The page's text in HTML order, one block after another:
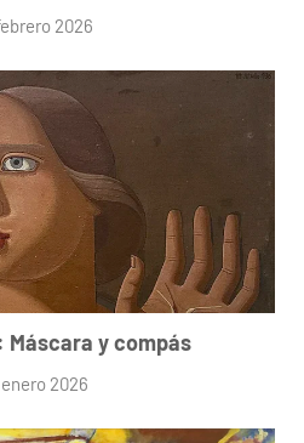
2026
Máscara y compás
2026